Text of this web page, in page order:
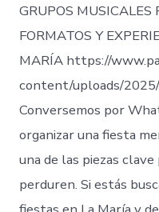
GRUPOS MUSICALES
FORMATOS Y
MARÍA https://
content/uploads/
Conversemos por
organizar una fiesta
una de las piezas
perduren. Si estás